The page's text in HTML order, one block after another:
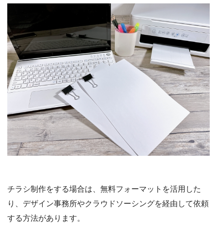
チラシ制作をする場合は、無料フォーマットを活用した
り、デザイン事務所やクラウドソーシングを経由して依頼
する方法があります。